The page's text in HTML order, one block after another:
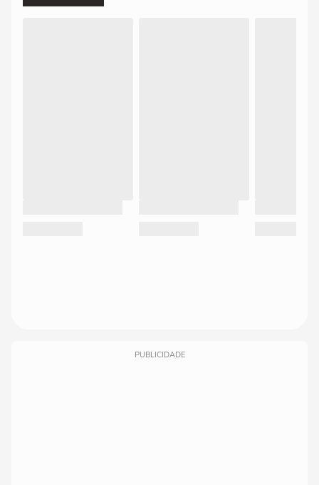
PUBLICIDADE